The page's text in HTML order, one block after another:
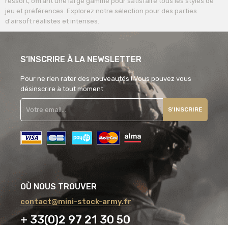
jeu et préférences. Explorez notre sélection pour des parties
d'airsoft réalistes et intenses.
S’INSCRIRE À LA NEWSLETTER
Pour ne rien rater des nouveautés ! Vous pouvez vous
désinscrire à tout moment
S'INSCRIRE
OÙ NOUS TROUVER
contact@mini-stock-army.fr
+ 33(0)2 97 21 30 50